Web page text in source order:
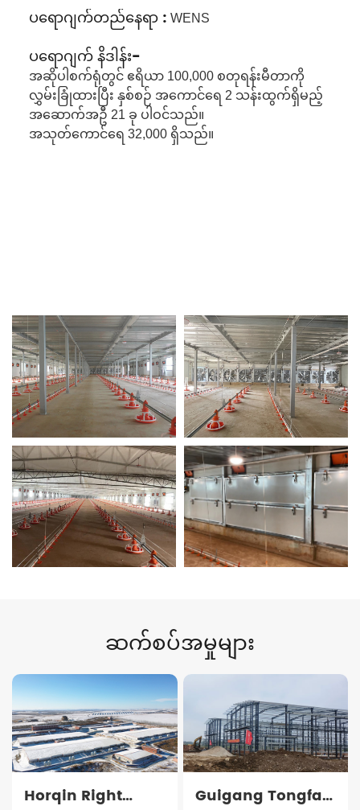
ပရောဂျက်တည်နေရာ : WENS
ပရောဂျက် နိဒါန်း-
အဆိုပါစက်ရုံတွင် ဧရိယာ 100,000 စတုရန်းမီတာကို
လွှမ်းခြုံထားပြီး နှစ်စဉ် အကောင်ရေ 2 သန်းထွက်ရှိမည့်
အဆောက်အဦ 21 ခု ပါဝင်သည်။
အသုတ်ကောင်ရေ 32,000 ရှိသည်။
ဆက်စပ်အမှုများ
Horqin Right
Guigang Tongfa